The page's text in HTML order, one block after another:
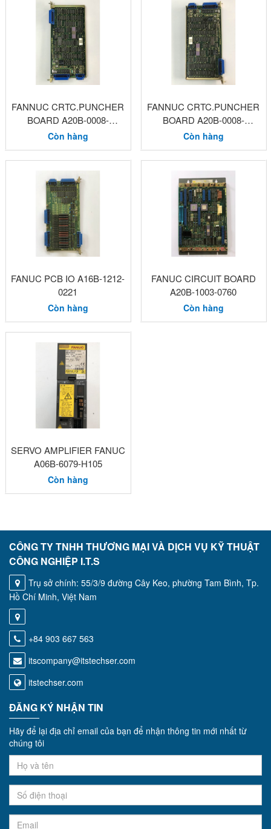
FANNUC CRTC.PUNCHER
BOARD A20B-0008-
0430(H48X)
Còn hàng
FANNUC CRTC.PUNCHER
BOARD A20B-0008-
0430(H39Z)
Còn hàng
FANUC PCB IO A16B-1212-
0221
Còn hàng
FANUC CIRCUIT BOARD
A20B-1003-0760
Còn hàng
SERVO AMPLIFIER FANUC
A06B-6079-H105
Còn hàng
CÔNG TY TNHH THƯƠNG MẠI VÀ DỊCH VỤ KỸ THUẬT
CÔNG NGHIỆP I.T.S
Trụ sở chính: 55/3/9 đường Cây Keo, phường Tam Bình, Tp.
Hồ Chí Minh, Việt Nam
+84 903 667 563
itscompany@itstechser.com
itstechser.com
ĐĂNG KÝ NHẬN TIN
Hãy để lại địa chỉ email của bạn để nhận thông tin mới nhất từ
chúng tôi